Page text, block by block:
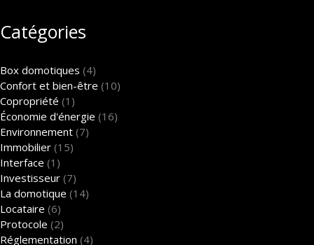
Catégories
Box domotiques (4)
Confort et bien-être (10)
Copropriété (1)
Économie d'énergie (16)
Environnement (7)
Immobilier (15)
Interface (1)
Investisseur (7)
La domotique (14)
Locataire (6)
Protocole (2)
Réglementation (4)